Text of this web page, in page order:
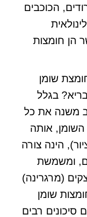
הכוכבים
הן חומצות
שומן
בגלל
משנה את כל
אותה
הינה צורה
ומשמשת
(מרגרינה)
שומן
סיכונים רבים